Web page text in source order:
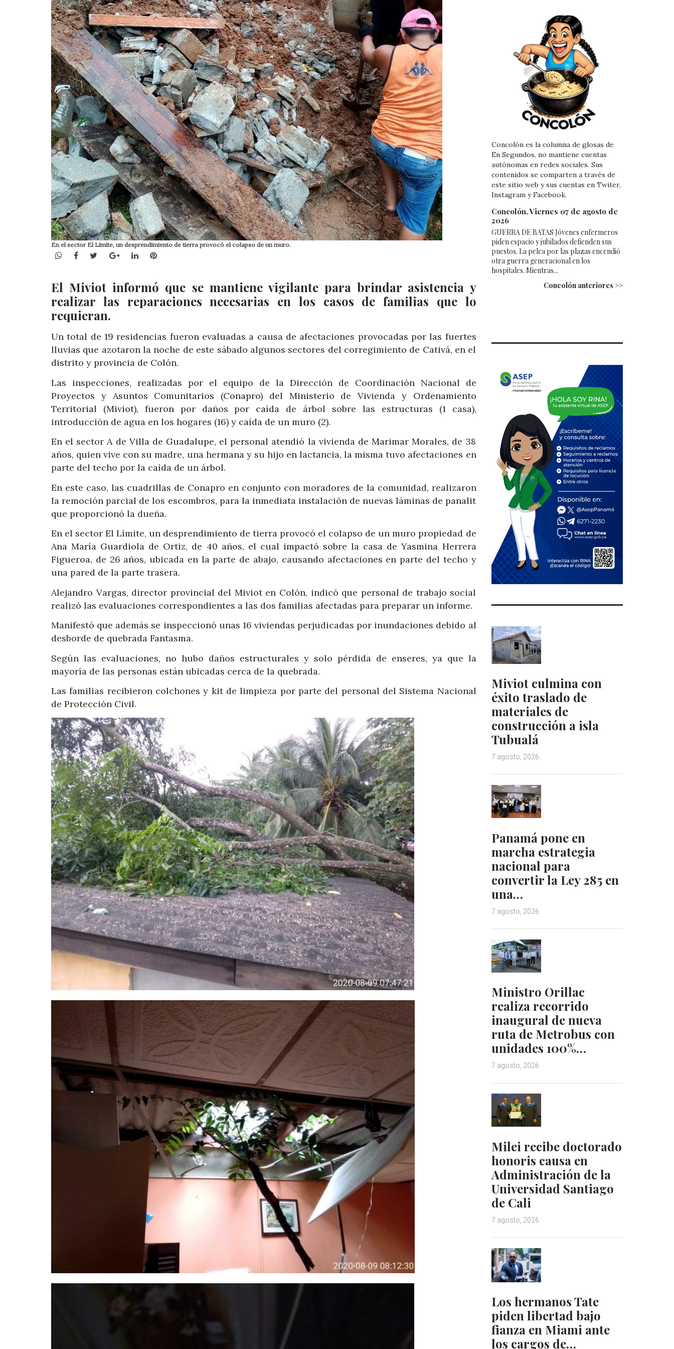
En el sector El Límite, un desprendimiento de tierra provocó el colapso de un muro.
WhatsApp
Facebook
TwitterGoogle+LinkedInPinterest
El Miviot informó que se mantiene vigilante para brindar asistencia y
realizar las reparaciones necesarias en los casos de familias que lo
requieran.
Un total de 19 residencias fueron evaluadas a causa de afectaciones provocadas por las fuertes
lluvias que azotaron la noche de este sábado algunos sectores del corregimiento de Cativá, en el
distrito y provincia de Colón.
Las inspecciones, realizadas por el equipo de la Dirección de Coordinación Nacional de
Proyectos y Asuntos Comunitarios (Conapro) del Ministerio de Vivienda y Ordenamiento
Territorial (Miviot), fueron por daños por caída de árbol sobre las estructuras (1 casa),
introducción de agua en los hogares (16) y caída de un muro (2).
En el sector A de Villa de Guadalupe, el personal atendió la vivienda de Marimar Morales, de 38
años, quien vive con su madre, una hermana y su hijo en lactancia, la misma tuvo afectaciones en
parte del techo por la caída de un árbol.
En este caso, las cuadrillas de Conapro en conjunto con moradores de la comunidad, realizaron
la remoción parcial de los escombros, para la inmediata instalación de nuevas láminas de panalit
que proporcionó la dueña.
En el sector El Límite, un desprendimiento de tierra provocó el colapso de un muro propiedad de
Ana María Guardiola de Ortiz, de 40 años, el cual impactó sobre la casa de Yasmina Herrera
Figueroa, de 26 años, ubicada en la parte de abajo, causando afectaciones en parte del techo y
una pared de la parte trasera.
Alejandro Vargas, director provincial del Miviot en Colón, indicó que personal de trabajo social
realizó las evaluaciones correspondientes a las dos familias afectadas para preparar un informe.
Manifestó que además se inspeccionó unas 16 viviendas perjudicadas por inundaciones debido al
desborde de quebrada Fantasma.
Según las evaluaciones, no hubo daños estructurales y solo pérdida de enseres, ya que la
mayoría de las personas están ubicadas cerca de la quebrada.
Las familias recibieron colchones y kit de limpieza por parte del personal del Sistema Nacional
de Protección Civil.
Concolón es la columna de glosas de
En Segundos, no mantiene cuentas
autónomas en redes sociales. Sus
contenidos se comparten a través de
este sitio web y sus cuentas en Twiter,
Instagram y Facebook.
Concolón, Viernes 07 de agosto de
2026
GUERRA DE BATAS Jóvenes enfermeros
piden espacio y jubilados defienden sus
puestos. La pelea por las plazas encendió
otra guerra generacional en los
hospitales. Mientras...
Concolón anteriores >>
Miviot culmina con
éxito traslado de
materiales de
construcción a isla
Tubualá
7 agosto, 2026
Panamá pone en
marcha estrategia
nacional para
convertir la Ley 285 en
una…
7 agosto, 2026
Ministro Orillac
realiza recorrido
inaugural de nueva
ruta de Metrobus con
unidades 100%…
7 agosto, 2026
Milei recibe doctorado
honoris causa en
Administración de la
Universidad Santiago
de Cali
7 agosto, 2026
Los hermanos Tate
piden libertad bajo
fianza en Miami ante
los cargos de…